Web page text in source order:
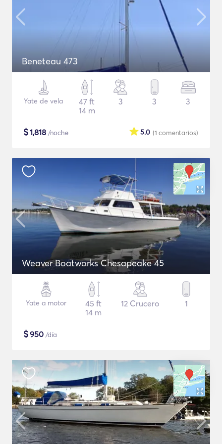
Beneteau 473
Yate de vela
47 ft
14 m
3 3 3
$1,818 /noche (1 comentarios)
5.0
Weaver Boatworks Chesapeake 45
Yate a motor
45 ft
14 m
12 Crucero 1
$950 /día